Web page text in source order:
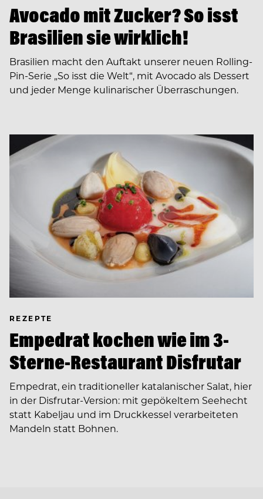
Avocado mit Zucker? So isst
Brasilien sie wirklich!
Brasilien macht den Auftakt unserer neuen Rolling-
Pin-Serie „So isst die Welt“, mit Avocado als Dessert
und jeder Menge kulinarischer Überraschungen.
REZEPTE
Empedrat kochen wie im 3-
Sterne-Restaurant Disfrutar
Empedrat, ein traditioneller katalanischer Salat, hier
in der Disfrutar-Version: mit gepökeltem Seehecht
statt Kabeljau und im Druckkessel verarbeiteten
Mandeln statt Bohnen.